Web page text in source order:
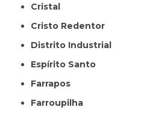
Cristal
Cristo Redentor
Distrito Industrial
Espírito Santo
Farrapos
Farroupilha